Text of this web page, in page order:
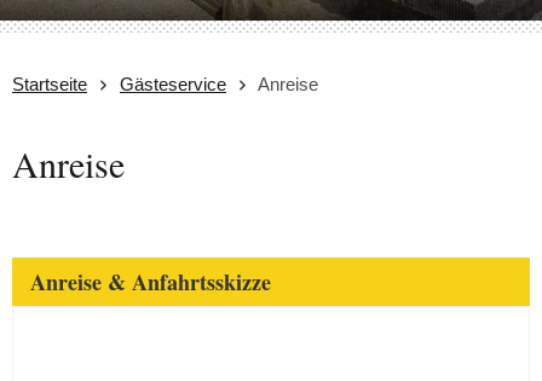
Startseite Gästeservice Anreise
Anreise
Anreise & Anfahrtsskizze